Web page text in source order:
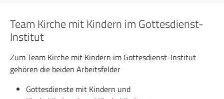
Team Kirche mit Kindern im Gottesdienst-
Institut
Zum Team Kirche mit Kindern im Gottesdienst-Institut
gehören die beiden Arbeitsfelder
Gottesdienste mit Kindern und